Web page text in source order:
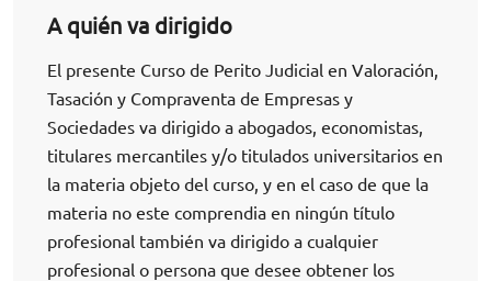
A quién va dirigido
El presente Curso de Perito Judicial en Valoración,
Tasación y Compraventa de Empresas y
Sociedades va dirigido a abogados, economistas,
titulares mercantiles y/o titulados universitarios en
la materia objeto del curso, y en el caso de que la
materia no este comprendia en ningún título
profesional también va dirigido a cualquier
profesional o persona que desee obtener los